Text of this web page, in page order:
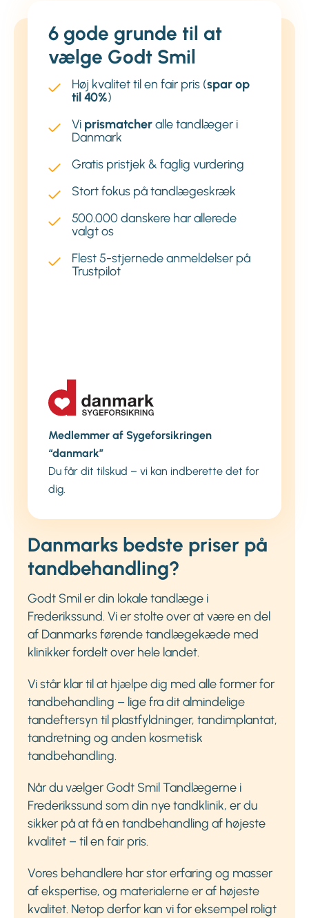
6 gode grunde til at
vælge Godt Smil
Høj kvalitet til en fair pris (spar op
til 40%)
Vi prismatcheralle tandlæger i
Danmark
Gratis pristjek & faglig vurdering
Stort fokus på tandlægeskræk
500.000 danskere har allerede
valgt os
Flest 5-stjernede anmeldelser på
Trustpilot
Medlemmer af Sygeforsikringen
“danmark”
Du får dit tilskud – vi kan indberette det for
dig.
Danmarks bedste priser på
tandbehandling?
Godt Smil er din lokale tandlæge i
Frederikssund. Vi er stolte over at være en del
af Danmarks førende tandlægekæde med
klinikker fordelt over hele landet.
Vi står klar til at hjælpe dig med alle former for
tandbehandling – lige fra dit almindelige
tandeftersyn til plastfyldninger, tandimplantat,
tandretning og anden kosmetisk
tandbehandling.
Når du vælger Godt Smil Tandlægerne i
Frederikssund som din nye tandklinik, er du
sikker på at få en tandbehandling af højeste
kvalitet – til en fair pris.
Vores behandlere har stor erfaring og masser
af ekspertise, og materialerne er af højeste
kvalitet. Netop derfor kan vi for eksempel roligt